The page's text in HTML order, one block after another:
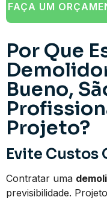
FAÇA UM
Por Que
Bueno,
Projeto?
Evite Custos
Contratar uma
previsibilidade.